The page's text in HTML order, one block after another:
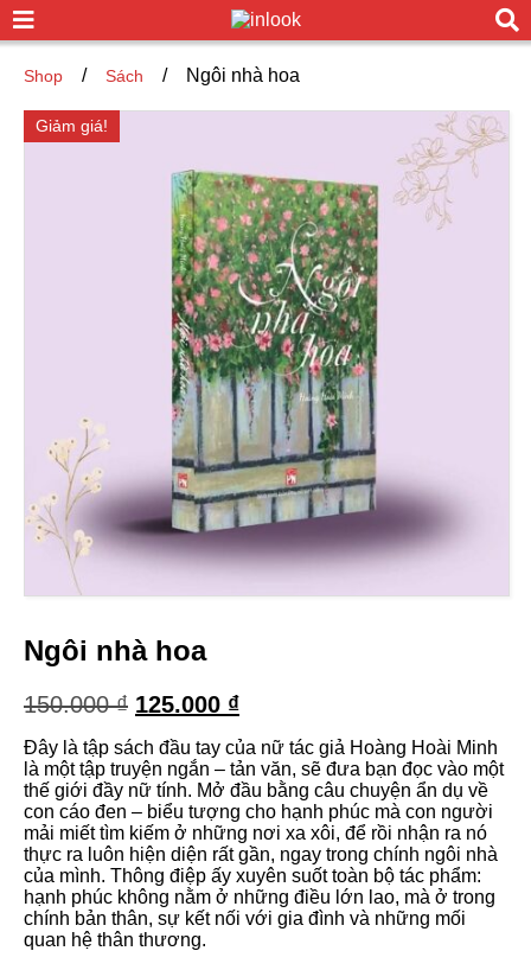
Shop / Sách / Ngôi nhà hoa
Giảm giá!
Ngôi nhà hoa
150.000₫ Giá
là:
150.000 ₫.
125.000 ₫Giá
tại
là:
125.000 ₫.
Đây là tập sách đầu tay của nữ tác giả Hoàng Hoài Minh
là một tập truyện ngắn – tản văn, sẽ đưa bạn đọc vào một
thế giới đầy nữ tính. Mở đầu bằng câu chuyện ẩn dụ về
con cáo đen – biểu tượng cho hạnh phúc mà con người
mải miết tìm kiếm ở những nơi xa xôi, để rồi nhận ra nó
thực ra luôn hiện diện rất gần, ngay trong chính ngôi nhà
của mình. Thông điệp ấy xuyên suốt toàn bộ tác phẩm:
hạnh phúc không nằm ở những điều lớn lao, mà ở trong
chính bản thân, sự kết nối với gia đình và những mối
quan hệ thân thương.